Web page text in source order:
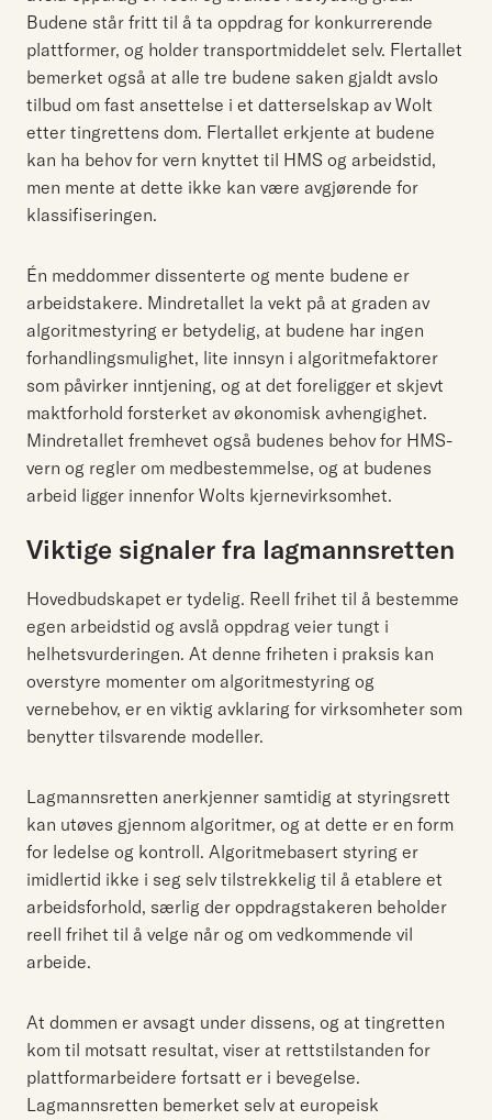
Budene står fritt til å ta oppdrag for konkurrerende
plattformer, og holder transportmiddelet selv. Flertallet
bemerket også at alle tre budene saken gjaldt avslo
tilbud om fast ansettelse i et datterselskap av Wolt
etter tingrettens dom. Flertallet erkjente at budene
kan ha behov for vern knyttet til HMS og arbeidstid,
men mente at dette ikke kan være avgjørende for
klassifiseringen.
Én meddommer dissenterte og mente budene er
arbeidstakere. Mindretallet la vekt på at graden av
algoritmestyring er betydelig, at budene har ingen
forhandlingsmulighet, lite innsyn i algoritmefaktorer
som påvirker inntjening, og at det foreligger et skjevt
maktforhold forsterket av økonomisk avhengighet.
Mindretallet fremhevet også budenes behov for HMS-
vern og regler om medbestemmelse, og at budenes
arbeid ligger innenfor Wolts kjernevirksomhet.
Viktige signaler fra lagmannsretten
Hovedbudskapet er tydelig. Reell frihet til å bestemme
egen arbeidstid og avslå oppdrag veier tungt i
helhetsvurderingen. At denne friheten i praksis kan
overstyre momenter om algoritmestyring og
vernebehov, er en viktig avklaring for virksomheter som
benytter tilsvarende modeller.
Lagmannsretten anerkjenner samtidig at styringsrett
kan utøves gjennom algoritmer, og at dette er en form
for ledelse og kontroll. Algoritmebasert styring er
imidlertid ikke i seg selv tilstrekkelig til å etablere et
arbeidsforhold, særlig der oppdragstakeren beholder
reell frihet til å velge når og om vedkommende vil
arbeide.
At dommen er avsagt under dissens, og at tingretten
kom til motsatt resultat, viser at rettstilstanden for
plattformarbeidere fortsatt er i bevegelse.
Lagmannsretten bemerket selv at europeisk